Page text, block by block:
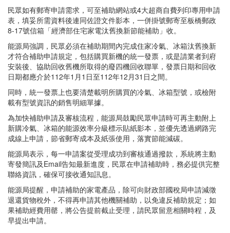
民眾如有郵寄申請需求，可至補助網站或4大超商自費列印專用申請
表，填妥所需資料後連同佐證文件影本，一併掛號郵寄至板橋郵政
8-17號信箱「經濟部住宅家電汰舊換新節能補助」收。
能源局強調，民眾必須在補助期間內完成住家冷氣、冰箱汰舊換新
才符合補助申請規定，包括購買新機的統一發票，或是請業者到府
安裝後、協助回收舊機所取得的廢四機回收聯單，發票日期和回收
日期都應介於112年1月1日至112年12月31日之間。
同時，統一發票上也要清楚載明所購買的冷氣、冰箱型號，或檢附
載有型號資訊的銷售明細單據。
為加快補助申請及審核流程，能源局鼓勵民眾申請時可再主動附上
新購冷氣、冰箱的能源效率分級標示貼紙影本，並優先透過網路完
成線上申請，節省郵寄成本及紙張使用，落實節能減碳。
能源局表示，每一申請案從受理成功到審核通過撥款，系統將主動
寄發簡訊及Email告知最新進度，民眾在申請補助時，務必提供完整
聯絡資訊，確保可接收通知訊息。
能源局提醒，申請補助的家電產品，除可向財政部國稅局申請減徵
退還貨物稅外，不得再申請其他機關補助，以免違反補助規定；如
果補助經費用罄，將公告提前截止受理，請民眾留意相關時程，及
早提出申請。